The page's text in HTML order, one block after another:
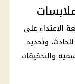
الاعتداء على
وتحديد
والتحقيقات